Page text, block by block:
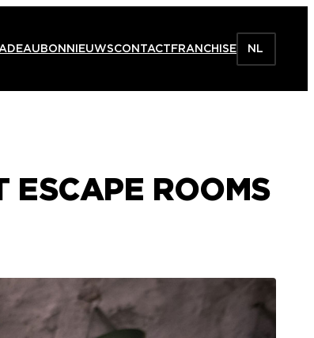
NIEUWSCONTACTFRANCHISE NL
ESCAPE ROOMS